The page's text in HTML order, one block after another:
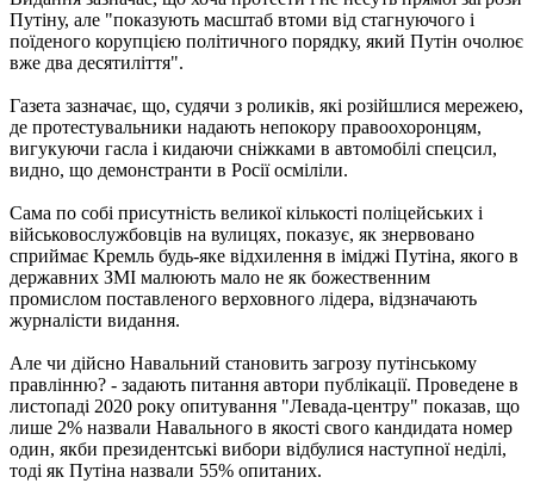
Путіну, але "показують масштаб втоми від стагнуючого і
поїденого корупцією політичного порядку, який Путін очолює
вже два десятиліття".
Газета зазначає, що, судячи з роликів, які розійшлися мережею,
де протестувальники надають непокору правоохоронцям,
вигукуючи гасла і кидаючи сніжками в автомобілі спецсил,
видно, що демонстранти в Росії осміліли.
Сама по собі присутність великої кількості поліцейських і
військовослужбовців на вулицях, показує, як знервовано
сприймає Кремль будь-яке відхилення в іміджі Путіна, якого в
державних ЗМІ малюють мало не як божественним
промислом поставленого верховного лідера, відзначають
журналісти видання.
Але чи дійсно Навальний становить загрозу путінському
правлінню? - задають питання автори публікації. Проведене в
листопаді 2020 року опитування "Левада-центру" показав, що
лише 2% назвали Навального в якості свого кандидата номер
один, якби президентські вибори відбулися наступної неділі,
тоді як Путіна назвали 55% опитаних.